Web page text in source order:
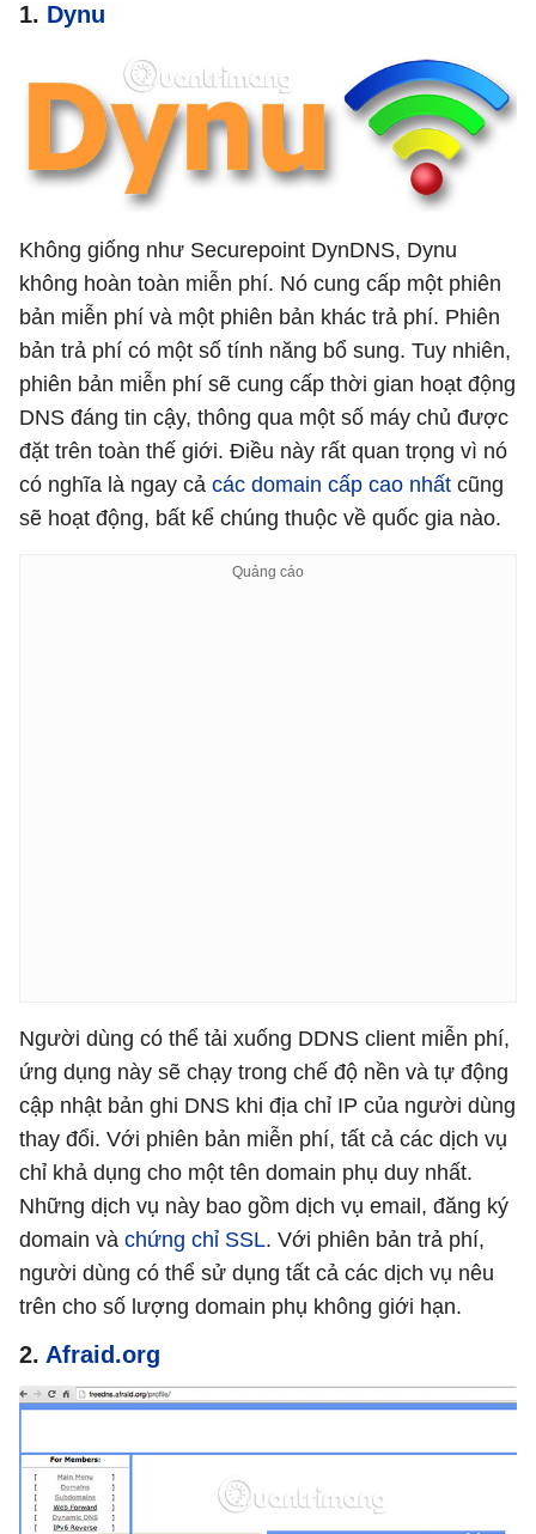
1. Dynu
Không giống như Securepoint DynDNS, Dynu
không hoàn toàn miễn phí. Nó cung cấp một phiên
bản miễn phí và một phiên bản khác trả phí. Phiên
bản trả phí có một số tính năng bổ sung. Tuy nhiên,
phiên bản miễn phí sẽ cung cấp thời gian hoạt động
DNS đáng tin cậy, thông qua một số máy chủ được
đặt trên toàn thế giới. Điều này rất quan trọng vì nó
có nghĩa là ngay cả các domain cấp cao nhất cũng
sẽ hoạt động, bất kể chúng thuộc về quốc gia nào.
Người dùng có thể tải xuống DDNS client miễn phí,
ứng dụng này sẽ chạy trong chế độ nền và tự động
cập nhật bản ghi DNS khi địa chỉ IP của người dùng
thay đổi. Với phiên bản miễn phí, tất cả các dịch vụ
chỉ khả dụng cho một tên domain phụ duy nhất.
Những dịch vụ này bao gồm dịch vụ email, đăng ký
domain và chứng chỉ SSL. Với phiên bản trả phí,
người dùng có thể sử dụng tất cả các dịch vụ nêu
trên cho số lượng domain phụ không giới hạn.
2. Afraid.org